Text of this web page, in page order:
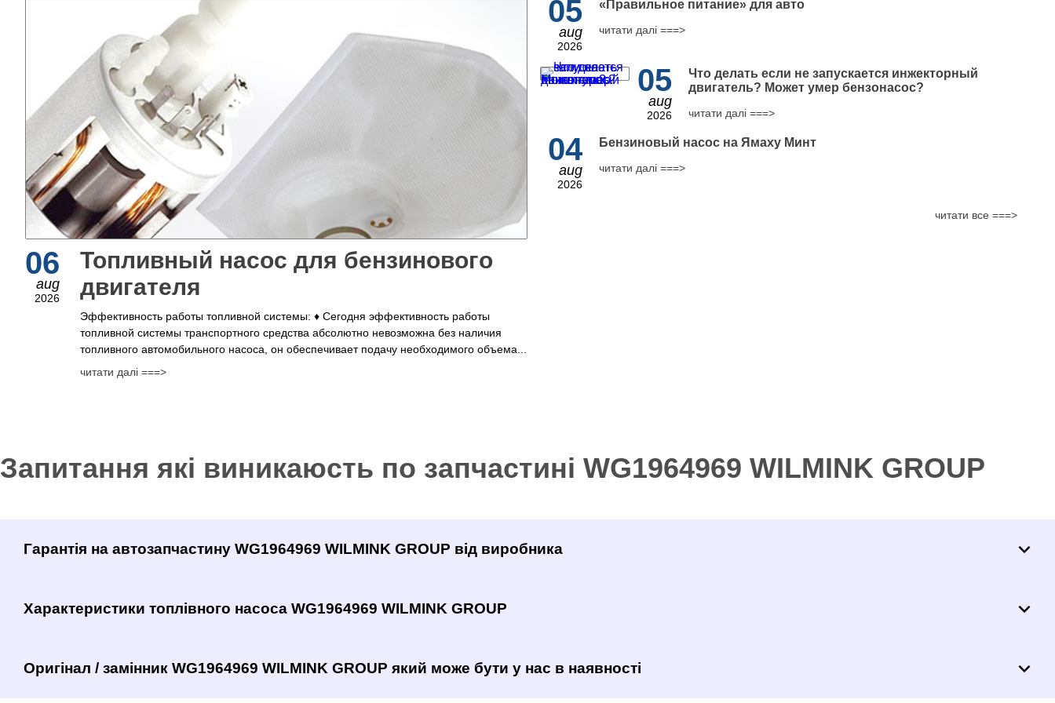
06
aug
2026
Топливный насос для бензинового
двигателя
Эффективность работы топливной системы: ♦ Сегодня эффективность работы
топливной системы транспортного средства абсолютно невозможна без наличия
топливного автомобильного насоса, он обеспечивает подачу необходимого объема...
читати далі ===>
05
aug
2026
​«Правильное питание» для авто
читати далі ===>
05
aug
2026
Что делать если не запускается инжекторный
двигатель? Может умер бензонасос?
читати далі ===>
04
aug
2026
Бензиновый насос на Ямаху Минт
читати далі ===>
читати все ===>
Запитання які виникаюсть по запчастині WG1964969 WILMINK GROUP
Гарантія на автозапчастину WG1964969 WILMINK GROUP від виробника
Характеристики топлівного насоса WG1964969 WILMINK GROUP
Оригінал / замінник WG1964969 WILMINK GROUP який може бути у нас в наявності